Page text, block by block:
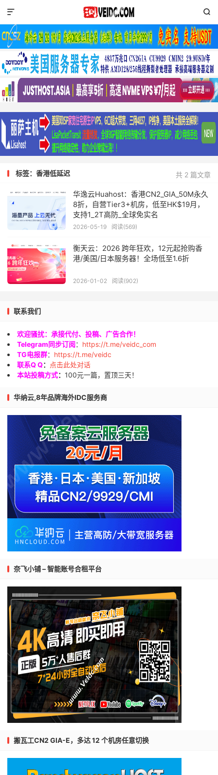


共 2 篇文章
标签：香港低延迟
华逸云Huahost：香港CN2_GIA_50M永久
8折，自营Tier3+机房，低至HK$19月，
支持1_2T高防_全球免实名
2026-05-19 阅读(569)
衡天云：2026 跨年狂欢，12元起抢购香
港/美国/日本服务器！全场低至1.6折
2026-01-02 阅读(902)
联系我们
欢迎骚扰：承接代付、投稿、广告合作！
Telegram同步订阅： https://t.me/veidc_com
TG电报群： https://t.me/veidc
联系Q Q：
点击此处对话
本站投稿方式： 100元一篇，置顶三天！
华纳云,8年品牌海外IDC服务商
奈飞小铺 – 智能账号合租平台
搬瓦工CN2 GIA-E，多达 12 个机房任意切换